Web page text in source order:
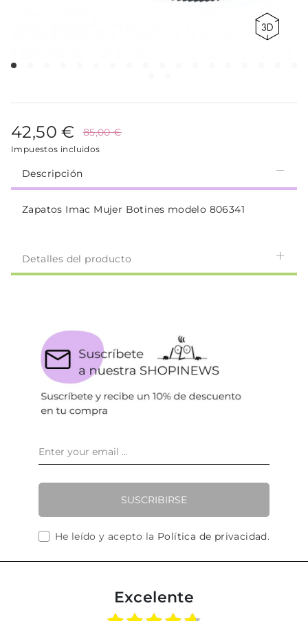
42,50 € 85,00 €
Impuestos incluidos
Descripción
Zapatos Imac Mujer Botines modelo 806341
Detalles del producto
SUSCRIBIRSE
He leído y acepto la Política de privacidad.
Excelente